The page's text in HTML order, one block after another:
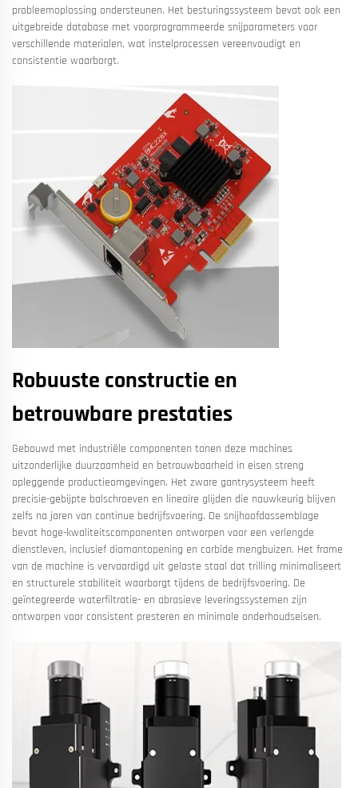
probleemoplossing ondersteunen. Het besturingssysteem bevat ook een
uitgebreide database met voorprogrammeerde snijparameters voor
verschillende materialen, wat instelprocessen vereenvoudigt en
consistentie waarborgt.
Robuuste constructie en
betrouwbare prestaties
Gebouwd met industriële componenten tonen deze machines
uitzonderlijke duurzaamheid en betrouwbaarheid in eisen streng
opleggende productieomgevingen. Het zware gantrysysteem heeft
precisie-gebijpte balschroeven en lineaire glijden die nauwkeurig blijven
zelfs na jaren van continue bedrijfsvoering. De snijhoofdassemblage
bevat hoge-kwaliteitscomponenten ontworpen voor een verlengde
dienstleven, inclusief diamantopening en carbide mengbuizen. Het frame
van de machine is vervaardigd uit gelaste staal dat trilling minimaliseert
en structurele stabiliteit waarborgt tijdens de bedrijfsvoering. De
geïntegreerde waterfiltratie- en abrasieve leveringssystemen zijn
ontworpen voor consistent presteren en minimale onderhoudseisen.